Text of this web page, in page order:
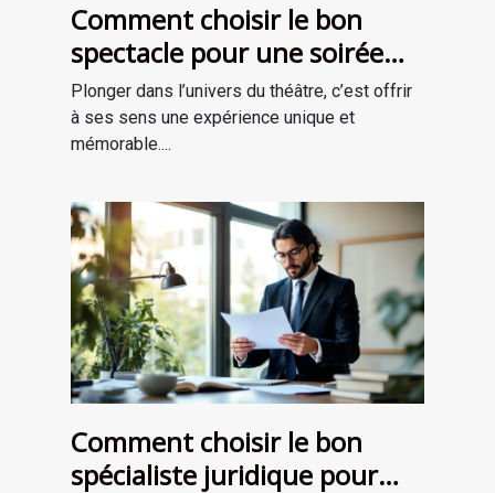
Comment choisir le bon
spectacle pour une soirée
théâtrale inoubliable ?
Plonger dans l’univers du théâtre, c’est offrir
à ses sens une expérience unique et
mémorable....
Comment choisir le bon
spécialiste juridique pour